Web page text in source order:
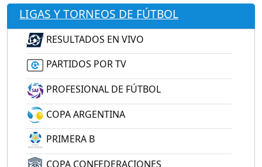
LIGAS Y TORNEOS DE FÚTBOL
RESULTADOS EN VIVO
PARTIDOS POR TV
PROFESIONAL DE FÚTBOL
COPA ARGENTINA
PRIMERA B
COPA CONFEDERACIONES